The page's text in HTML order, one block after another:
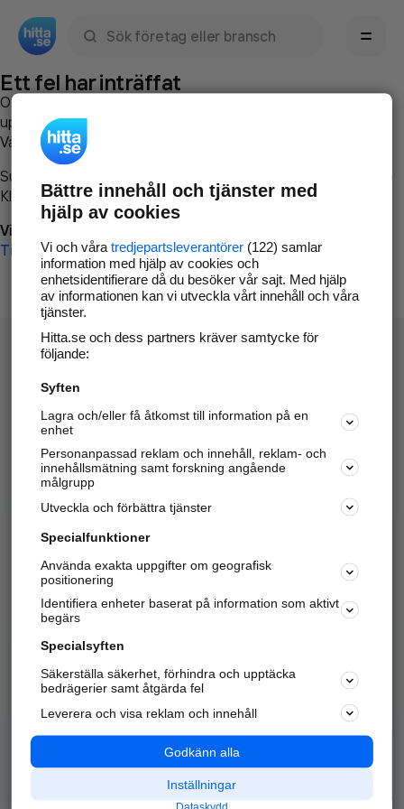
Ett fel har inträffat
Om du vill kan du
uppstod så att vi lättare och snabbare kan avhjälpa det.
Vänligen försök med följande:
Surfa till
Klicka påTillbaka-knappen i webbläsaren och försök igen
Vi beklagar besväret!
Till startsidan
Hitta.se - Gratis nummerupplysning.
Sök företag, personer och platser.
Hitta telefonnummer, adresser, företagsinfo mm.
Marknadsför företaget
Kom igång och annonsera mot
samarbetspartners nära dig.
Alla kategorier
Populära sökningar
API & Kartor
Annonsera
Integritet
Nödnummer
Bättre innehåll och tjänster med
hjälp av cookies
Vi och våra tredjepartsleverantörer(122) samlar
information med hjälp av cookies och
enhetsidentifierare då du besöker vår sajt. Med hjälp
av informationen kan vi utveckla vårt innehåll och våra
tjänster.
Hitta.se och dess partners kräver samtycke för
följande:
Syften
Lagra och/eller få åtkomst till information på en
enhet
Personanpassad reklam och innehåll, reklam- och
innehållsmätning samt forskning angående
målgrupp
Utveckla och förbättra tjänster
Specialfunktioner
Använda exakta uppgifter om geografisk
positionering
Identifiera enheter baserat på information som aktivt
begärs
Specialsyften
Säkerställa säkerhet, förhindra och upptäcka
bedrägerier samt åtgärda fel
Leverera och visa reklam och innehåll
Godkänn alla
Inställningar
Dataskydd